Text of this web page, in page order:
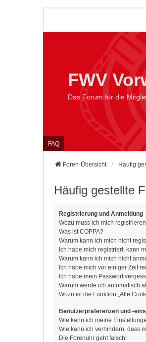
FAQ
FWV
Das Forum für die
Foren-Übersicht Häufig
Häufig gestellte
Registrierung und Anmeldung
Wozu muss ich mich
Was ist COPPA?
Warum kann ich mich nicht
Ich habe mich registriert, kann
Warum kann ich mich nicht
Ich habe mich vor einiger Zeit
Ich habe mein Passwort
Warum werde ich automatisch
Wozu ist die Funktion „Alle
Benutzerpräferenzen und -
Wie kann ich meine
Wie kann ich verhindern, dass
Die Forenuhr geht falsch!